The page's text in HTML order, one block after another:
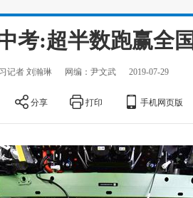
考:超半数跑赢全国
记者 刘瀚琳 网编：尹文武 2019-07-29
分享 打印 手机网页版